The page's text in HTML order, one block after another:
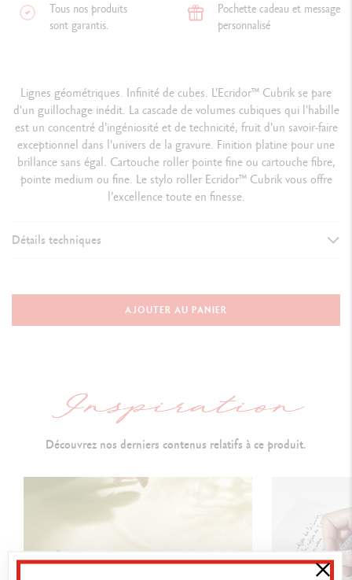
Tous nos produits
sont garantis.
Pochette cadeau et message
personnalisé
Lignes géométriques. Infinité de cubes. L'Ecridor™ Cubrik se pare
d'un guillochage inédit. La cascade de volumes cubiques qui l'habille
est un concentré d'ingéniosité et de technicité, fruit d'un savoir-faire
exceptionnel dans l'univers de la gravure. Finition platine pour une
brillance sans égal. Cartouche roller pointe fine ou cartouche fibre,
pointe medium ou fine. Le stylo roller Ecridor™ Cubrik vous offre
l’excellence toute en finesse.
Détails techniques
Fermé avec capuchon : 136.5 mm
Corps hexagonal en laiton revêtu de platine
Isotype hexagonal et logo Caran d’Ache gravés sur l’extrémité du
AJOUTER AU PANIER
Découvrez nos derniers contenus relatifs à ce produit.